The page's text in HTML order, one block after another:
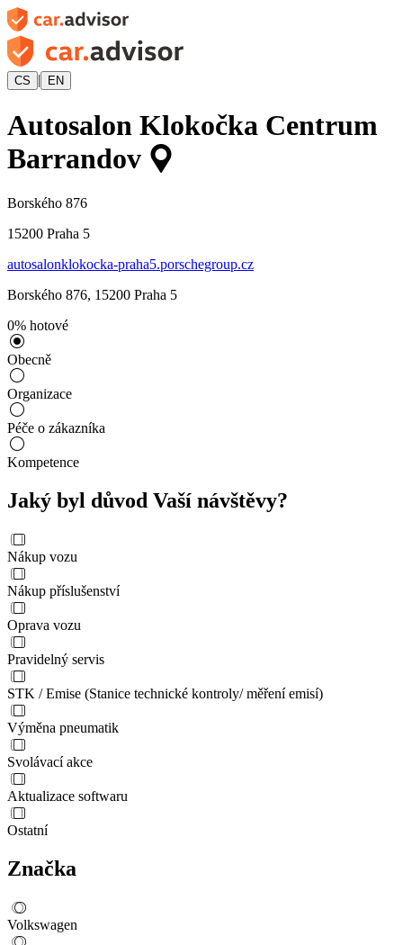
CS | EN
Autosalon Klokočka Centrum
Barrandov
Borského 876
15200 Praha 5
autosalonklokocka-praha5.porschegroup.cz
Borského 876, 15200 Praha 5
0% hotové
Obecně
Organizace
Péče o zákazníka
Kompetence
Jaký byl důvod Vaší návštěvy?
Nákup vozu
Nákup příslušenství
Oprava vozu
Pravidelný servis
STK / Emise (Stanice technické kontroly/ měření emisí)
Výměna pneumatik
Svolávací akce
Aktualizace softwaru
Ostatní
Značka
Volkswagen